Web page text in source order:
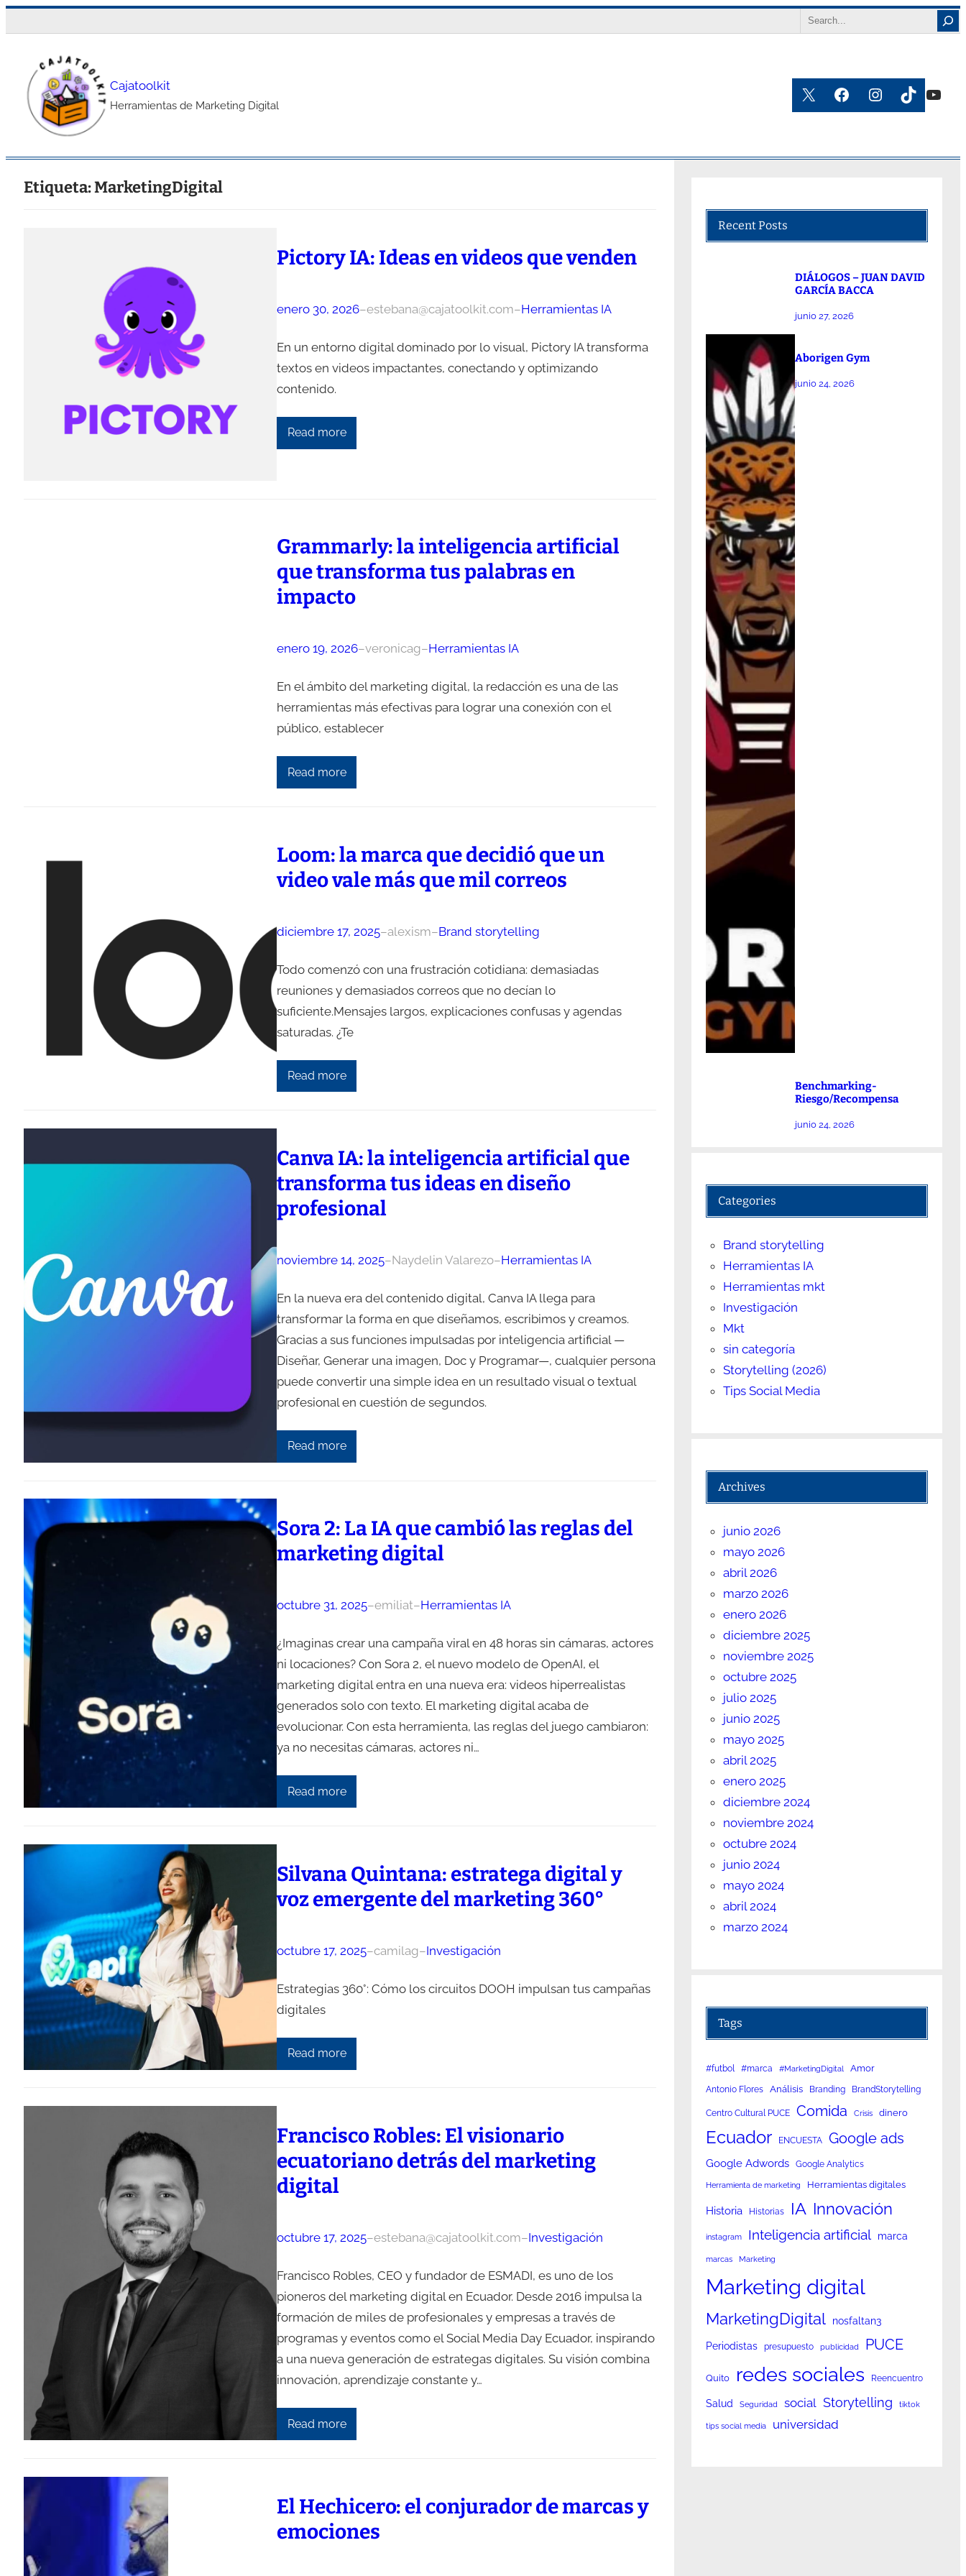
al
contenido
Search
Cajatoolkit
Herramientas de Marketing Digital
X Facebook
Instagram
TikTok
Etiqueta:MarketingDigital
Pictory IA: Ideas en videos que venden
enero 30, 2026–estebana@cajatoolkit.com–Herramientas IA
En un entorno digital dominado por lo visual, Pictory IA transforma
textos en videos impactantes, conectando y optimizando
contenido.
Read more
Grammarly: la inteligencia artificial
que transforma tus palabras en
impacto
enero 19, 2026–veronicag–Herramientas IA
En el ámbito del marketing digital, la redacción es una de las
herramientas más efectivas para lograr una conexión con el
público, establecer
Read more
Loom: la marca que decidió que un
video vale más que mil correos
diciembre 17, 2025–alexism–Brand storytelling
Todo comenzó con una frustración cotidiana: demasiadas
reuniones y demasiados correos que no decían lo
suficiente.Mensajes largos, explicaciones confusas y agendas
saturadas. ¿Te
Read more
Canva IA: la inteligencia artificial que
transforma tus ideas en diseño
profesional
noviembre 14, 2025–Naydelin Valarezo–Herramientas IA
En la nueva era del contenido digital, Canva IA llega para
transformar la forma en que diseñamos, escribimos y creamos.
Gracias a sus funciones impulsadas por inteligencia artificial —
Diseñar, Generar una imagen, Doc y Programar—, cualquier persona
puede convertir una simple idea en un resultado visual o textual
profesional en cuestión de segundos.
Read more
Sora 2: La IA que cambió las reglas del
marketing digital
octubre 31, 2025–emiliat–Herramientas IA
¿Imaginas crear una campaña viral en 48 horas sin cámaras, actores
ni locaciones? Con Sora 2, el nuevo modelo de OpenAI, el
marketing digital entra en una nueva era: videos hiperrealistas
generados solo con texto. El marketing digital acaba de
evolucionar. Con esta herramienta, las reglas del juego cambiaron:
ya no necesitas cámaras, actores ni…
Read more
Silvana Quintana: estratega digital y
voz emergente del marketing 360°
octubre 17, 2025–camilag–Investigación
Estrategias 360°: Cómo los circuitos DOOH impulsan tus campañas
digitales
Read more
Francisco Robles: El visionario
ecuatoriano detrás del marketing
digital
octubre 17, 2025–estebana@cajatoolkit.com–Investigación
Francisco Robles, CEO y fundador de ESMADI, es uno de los
pioneros del marketing digital en Ecuador. Desde 2016 impulsa la
formación de miles de profesionales y empresas a través de
programas y eventos como el Social Media Day Ecuador, inspirando
a una nueva generación de estrategas digitales. Su visión combina
innovación, aprendizaje constante y…
Read more
El Hechicero: el conjurador de marcas y
emociones
Recent Posts
DIÁLOGOS – JUAN DAVID
GARCÍA BACCA
junio 27, 2026
Aborigen Gym
junio 24, 2026
Benchmarking-
Riesgo/Recompensa
junio 24, 2026
Categories
Brand storytelling
Herramientas IA
Herramientas mkt
Investigación
Mkt
sin categoría
Storytelling (2026)
Tips Social Media
Archives
junio 2026
mayo 2026
abril 2026
marzo 2026
enero 2026
diciembre 2025
noviembre 2025
octubre 2025
julio 2025
junio 2025
mayo 2025
abril 2025
enero 2025
diciembre 2024
noviembre 2024
octubre 2024
junio 2024
mayo 2024
abril 2024
marzo 2024
Tags
#futbol #marca #MarketingDigital Amor
Antonio Flores Análisis Branding BrandStorytelling
Centro Cultural PUCE Comida Crisis dinero
Ecuador ENCUESTA Google ads
Google Adwords Google Analytics
Herramienta de marketing Herramientas digitales
Historia Historias IA Innovación
instagram Inteligencia artificial marca
marcas Marketing
Marketing digital
MarketingDigital nosfaltan3
Periodistas presupuesto publicidad PUCE
Quito redes sociales Reencuentro
Salud Seguridad social Storytelling tiktok
tips social media universidad